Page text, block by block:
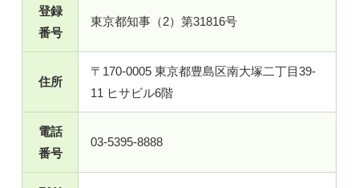
登録
番号
東京都知事（2）第31816号
住所
〒170-0005 東京都豊島区南大塚二丁目39-
11 ヒサビル6階
電話
番号
03-5395-8888